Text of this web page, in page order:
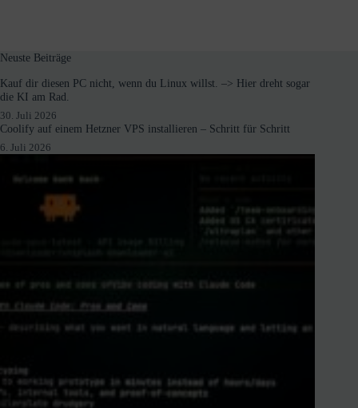
Neuste Beiträge
Kauf dir diesen PC nicht, wenn du Linux willst. –> Hier dreht sogar
die KI am Rad.
30. Juli 2026
Coolify auf einem Hetzner VPS installieren – Schritt für Schritt
6. Juli 2026